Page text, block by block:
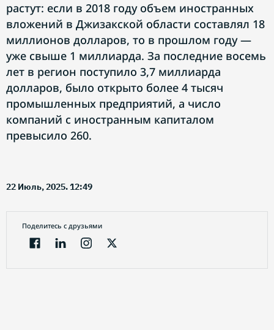
растут: если в 2018 году объем иностранных
вложений в Джизакской области составлял 18
миллионов долларов, то в прошлом году —
уже свыше 1 миллиарда. За последние восемь
лет в регион поступило 3,7 миллиарда
долларов, было открыто более 4 тысяч
промышленных предприятий, а число
компаний с иностранным капиталом
превысило 260.
22 Июль, 2025. 12:49
Поделитесь с друзьями